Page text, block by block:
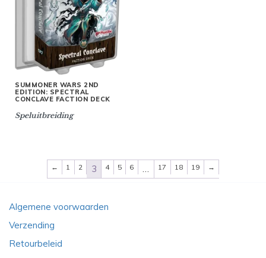
SUMMONER WARS 2ND
EDITION: SPECTRAL
CONCLAVE FACTION DECK
Speluitbreiding
← 1 2 3 4 5 6 … 17 18 19 →
Algemene voorwaarden
Verzending
Retourbeleid